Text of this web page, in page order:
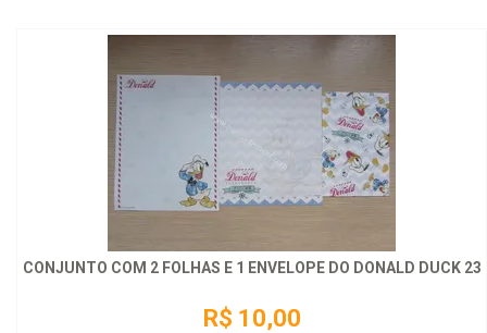
CONJUNTO COM 2 FOLHAS E 1 ENVELOPE DO DONALD DUCK 23
R$ 10,00